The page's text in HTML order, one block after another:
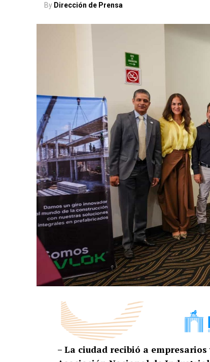
By Dirección de Prensa
– La ciudad recibió a